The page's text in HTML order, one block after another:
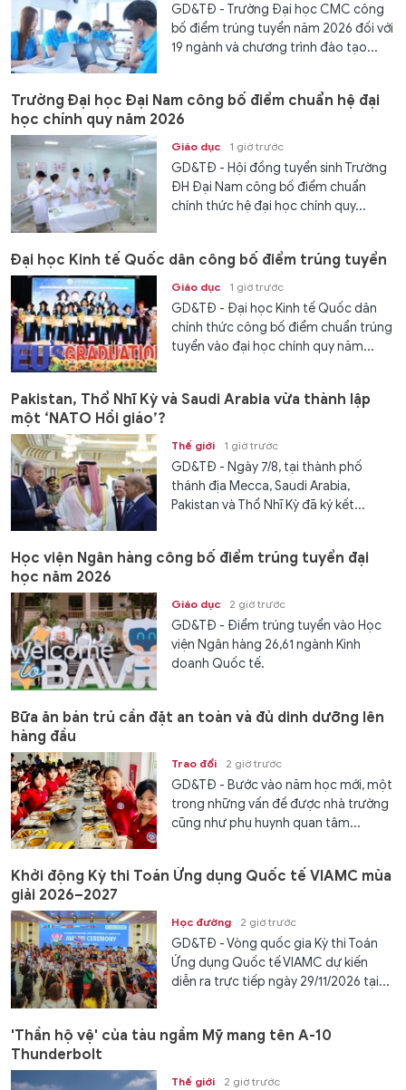
GD&TĐ - Trường Đại học CMC công
bố điểm trúng tuyển năm 2026 đối với
19 ngành và chương trình đào tạo...
Trường Đại học Đại Nam công bố điểm chuẩn hệ đại
học chính quy năm 2026
Giáo dục 1 giờ trước
GD&TĐ - Hội đồng tuyển sinh Trường
ĐH Đại Nam công bố điểm chuẩn
chính thức hệ đại học chính quy...
Đại học Kinh tế Quốc dân công bố điểm trúng tuyển
Giáo dục 1 giờ trước
GD&TĐ - Đại học Kinh tế Quốc dân
chính thức công bố điểm chuẩn trúng
tuyển vào đại học chính quy năm...
Pakistan, Thổ Nhĩ Kỳ và Saudi Arabia vừa thành lập
một ‘NATO Hồi giáo’?
Thế giới 1 giờ trước
GD&TĐ - Ngày 7/8, tại thành phố
thánh địa Mecca, Saudi Arabia,
Pakistan và Thổ Nhĩ Kỳ đã ký kết...
Học viện Ngân hàng công bố điểm trúng tuyển đại
học năm 2026
Giáo dục 2 giờ trước
GD&TĐ - Điểm trúng tuyển vào Học
viện Ngân hàng 26,61 ngành Kinh
doanh Quốc tế.
Bữa ăn bán trú cần đặt an toàn và đủ dinh dưỡng lên
hàng đầu
Trao đổi 2 giờ trước
GD&TĐ - Bước vào năm học mới, một
trong những vấn đề được nhà trường
cũng như phụ huynh quan tâm...
Khởi động Kỳ thi Toán Ứng dụng Quốc tế VIAMC mùa
giải 2026–2027
Học đường 2 giờ trước
GD&TĐ - Vòng quốc gia Kỳ thi Toán
Ứng dụng Quốc tế VIAMC dự kiến
diễn ra trực tiếp ngày 29/11/2026 tại...
'Thần hộ vệ' của tàu ngầm Mỹ mang tên A-10
Thunderbolt
Thế giới 2 giờ trước